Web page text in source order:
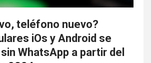
teléfono nuevo?
iOs y Android se
WhatsApp a partir del